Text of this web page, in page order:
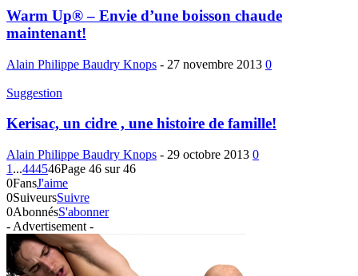
Warm Up® – Envie d’une boisson chaude
maintenant!
Alain Philippe Baudry Knops - 27 novembre 2013 0
Suggestion
Kerisac, un cidre , une histoire de famille!
Alain Philippe Baudry Knops - 29 octobre 2013 0
1 ...444546Page 46 sur 46
0FansJ'aime
0SuiveursSuivre
0AbonnésS'abonner
- Advertisement -